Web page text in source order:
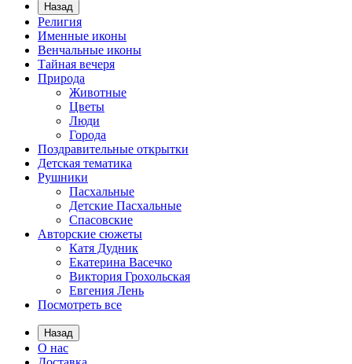
Назад
Религия
Именные иконы
Венчальные иконы
Тайная вечеря
Природа
Животные
Цветы
Люди
Города
Поздравительные открытки
Детская тематика
Рушники
Пасхальные
Детские Пасхальные
Спасовские
Авторские сюжеты
Катя Дудник
Екатерина Васечко
Виктория Грохольская
Евгения Лень
Посмотреть все
Назад
О нас